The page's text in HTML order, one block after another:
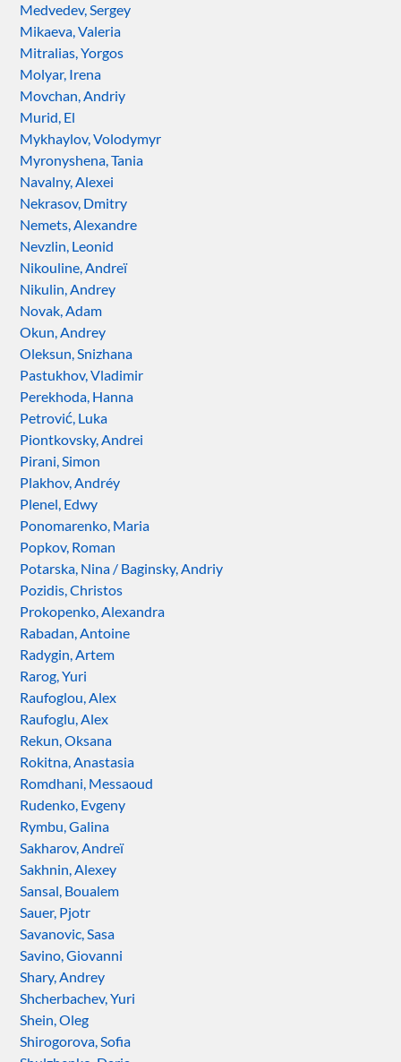
Medvedev, Sergey
Mikaeva, Valeria
Mitralias, Yorgos
Molyar, Irena
Movchan, Andriy
Murid, El
Mykhaylov, Volodymyr
Myronyshena, Tania
Navalny, Alexei
Nekrasov, Dmitry
Nemets, Alexandre
Nevzlin, Leonid
Nikouline, Andreï
Nikulin, Andrey
Novak, Adam
Okun, Andrey
Oleksun, Snizhana
Pastukhov, Vladimir
Perekhoda, Hanna
Petrović, Luka
Piontkovsky, Andrei
Pirani, Simon
Plakhov, Andréy
Plenel, Edwy
Ponomarenko, Maria
Popkov, Roman
Potarska, Nina / Baginsky, Andriy
Pozidis, Christos
Prokopenko, Alexandra
Rabadan, Antoine
Radygin, Artem
Rarog, Yuri
Raufoglou, Alex
Raufoglu, Alex
Rekun, Oksana
Rokitna, Anastasia
Romdhani, Messaoud
Rudenko, Evgeny
Rymbu, Galina
Sakharov, Andreï
Sakhnin, Alexey
Sansal, Boualem
Sauer, Pjotr
Savanovic, Sasa
Savino, Giovanni
Shary, Andrey
Shcherbachev, Yuri
Shein, Oleg
Shirogorova, Sofia